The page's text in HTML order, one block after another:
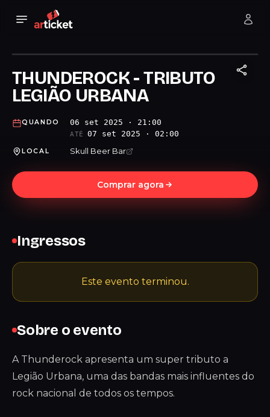
THUNDEROCK - TRIBUTO
LEGIÃO URBANA
QUANDO 06 set 2025 · 21:00
ATÉ 07 set 2025 · 02:00
LOCAL Skull Beer Bar
Comprar agora
Sobre o evento
A Thunderock apresenta um super tributo a
Legião Urbana, uma das bandas mais influentes do
rock nacional de todos os tempos.
Ingressos
Este evento terminou.